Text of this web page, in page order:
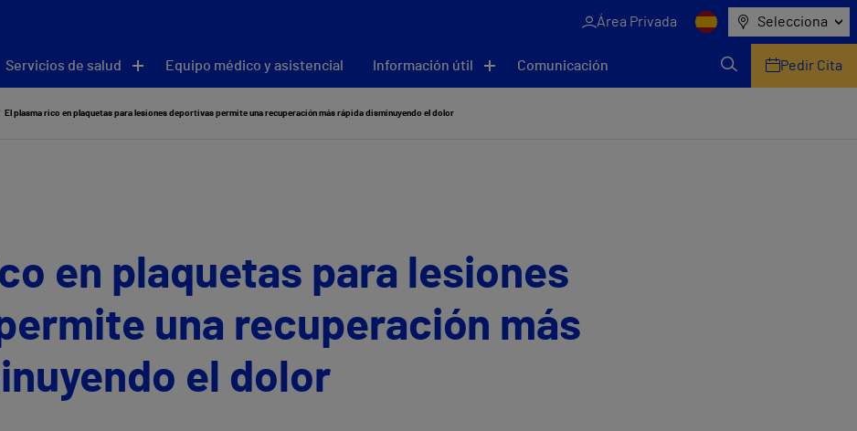
Área Privada Selecciona
Servicios de salud Equipo médico y asistencial Información útil Comunicación Pedir Cita
El plasma rico en plaquetas para lesiones deportivas permite una recuperación más rápida disminuyendo el dolor
en plaquetas para lesiones
una recuperación más
el dolor